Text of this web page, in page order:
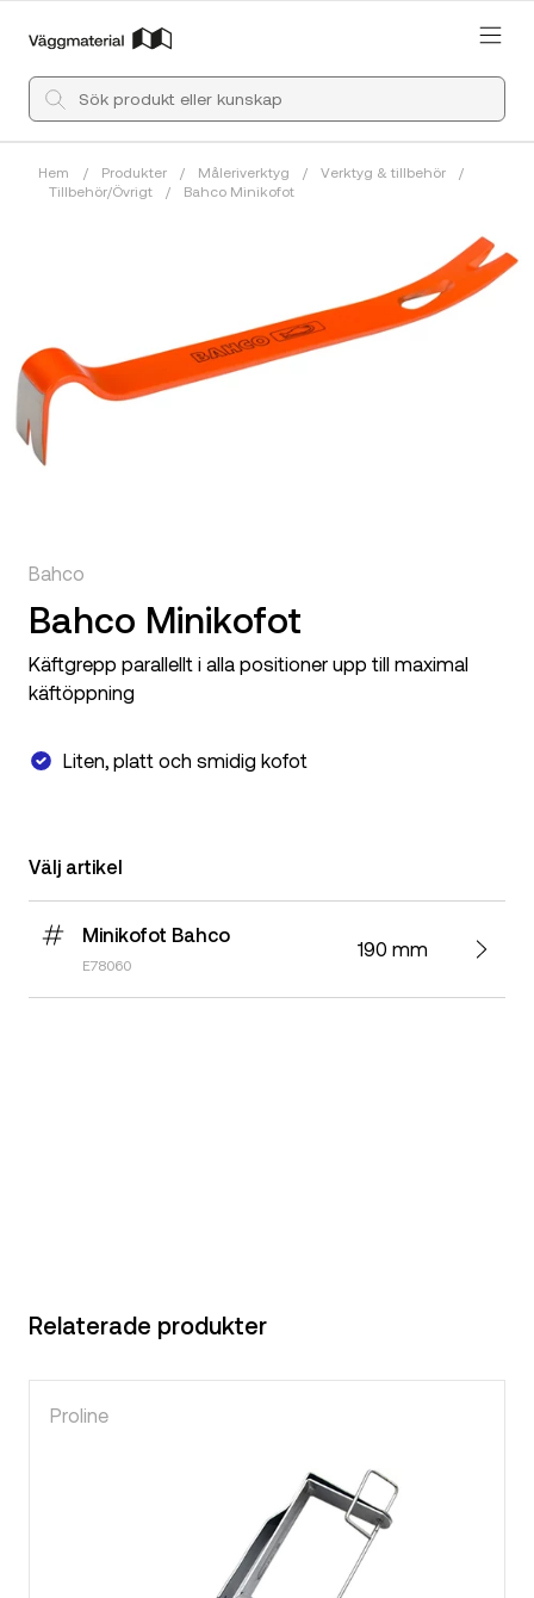
Hem / Produkter / Måleriverktyg / Verktyg & tillbehör
/
Tillbehör/Övrigt
/ Bahco Minikofot
Bahco
Bahco Minikofot
Käftgrepp parallellt i alla positioner upp till maximal
käftöppning
Liten, platt och smidig kofot
Välj artikel
Minikofot Bahco
E78060
190 mm
Relaterade produkter
Proline